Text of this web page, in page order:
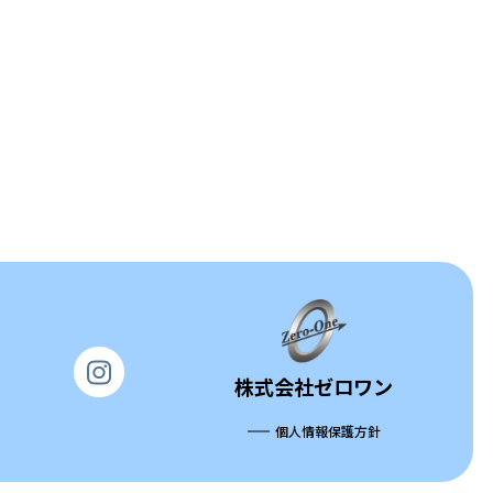
株式会社ゼロワン
個人情報保護方針